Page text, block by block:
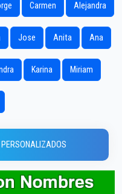
Carmen Alejandra
Jose Anita Ana
Karina Miriam